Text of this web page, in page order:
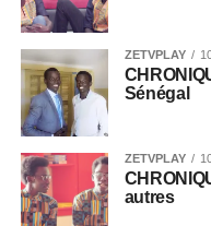
ZETVPLAY
Sénégal
ZETVPLAY
autres